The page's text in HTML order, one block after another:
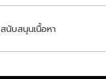
สนับสนุนเนื้อหา